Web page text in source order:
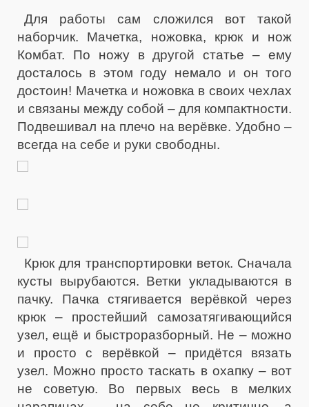
Для работы сам сложился вот такой
наборчик. Мачетка, ножовка, крюк и нож
Комбат. По ножу в другой статье – ему
досталось в этом году немало и он того
достоин! Мачетка и ножовка в своих чехлах
и связаны между собой – для компактности.
Подвешивал на плечо на верёвке. Удобно –
всегда на себе и руки свободны.
Крюк для транспортировки веток. Сначала
кусты вырубаются. Ветки укладываются в
пачку. Пачка стягивается верёвкой через
крюк – простейший самозатягивающийся
узел, ещё и быстроразборный. Не – можно
и просто с верёвкой – придётся вязать
узел. Можно просто таскать в охапку – вот
не советую. Во первых весь в мелких